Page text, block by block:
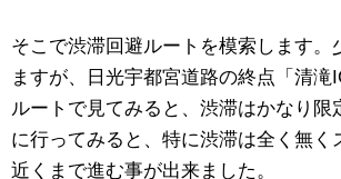
そこで渋滞回避ルートを模索します。
ますが、日光宇都宮道路の終点「清滝
ルートで見てみると、渋滞はかなり限
に行ってみると、特に渋滞は全く無く
近くまで進む事が出来ました。